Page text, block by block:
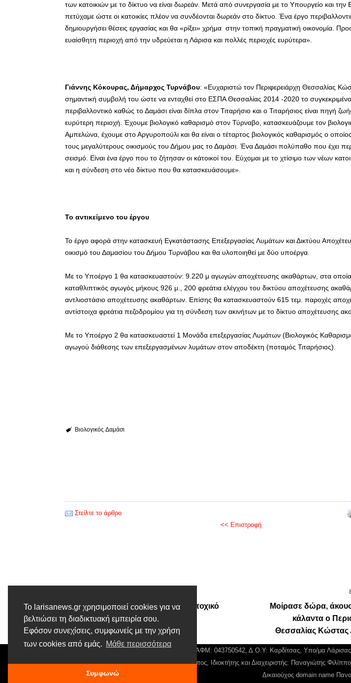
Το larisanews.gr χρησιμοποιεί cookies για να
βελτιώσει τη διαδικτυακή εμπειρία σου.
Εφόσον συνεχίσεις, συμφωνείς με την χρήση
των cookies από εμάς. Μάθε περισσότερα
Συμφωνώ
των κατοικιών με το δίκτυο να είναι δωρεάν. Μετά από συνεργασία με το Υπουργείο και
πετύχαμε ώστε οι κατοικίες πλέον να συνδέονται δωρεάν στο δίκτυο. Ένα έργο
δημιουργήσει θέσεις εργασίας και θα «ρίξει» χρήμα στην τοπική πραγματική οικονομία.
ευαίσθητη περιοχή από την υδρεύεται η Λάρισα και πολλές περιοχές ευρύτερα».
Γιάννης Κόκουρας, Δήμαρχος Τυρνάβου: «Ευχαριστώ τον Περιφερειάρχη Θεσσαλίας
σημαντική συμβολή του ώστε να ενταχθεί στο ΕΣΠΑ Θεσσαλίας 2014 -2020 το συγκεκριμένο
περιβαλλοντικό καθώς το Δαμάσι είναι δίπλα στον Τιταρήσιο και ο Τιταρήσιος είναι πηγή
ευρύτερη περιοχή. Έχουμε βιολογικό καθαρισμό στον Τύρναβο, κατασκευάζουμε τον
Αμπελώνα, έχουμε στο Αργυροπούλι και θα είναι ο τέταρτος βιολογικός καθαρισμός ο
τους μεγαλύτερους οικισμούς του Δήμου μας το Δαμάσι. Ένα Δαμάσι πολύπαθο που έχει
σεισμό. Είναι ένα έργο που το ζήτησαν οι κάτοικοί του. Εύχομαι με το χτίσιμο των νέων
και η σύνδεση στο νέο δίκτυο που θα κατασκευάσουμε».
Το αντικείμενο του έργου
Το έργο αφορά στην κατασκευή Εγκατάστασης Επεξεργασίας Λυμάτων και Δικτύου
οικισμό του Δαμασίου του Δήμου Τυρνάβου και θα υλοποιηθεί με δύο υποέργα.
Με το Υποέργο 1 θα κατασκευαστούν: 9.220 μ αγωγών αποχέτευσης ακαθάρτων, στα οποία
καταθλιπτικός αγωγός μήκους 926 μ., 200 φρεάτια ελέγχου του δικτύου αποχέτευσης
αντλιοστάσιο αποχέτευσης ακαθάρτων. Επίσης θα κατασκευαστούν 615 τεμ. παροχές
αντίστοιχα φρεάτια πεζοδρομίου για τη σύνδεση των ακινήτων με το δίκτυο αποχέτευσης
Με το Υποέργο 2 θα κατασκευαστεί 1 Μονάδα επεξεργασίας Λυμάτων (Βιολογικός
αγωγού διάθεσης των επεξεργασμένων λυμάτων στον αποδέκτη (ποταμός Τιταρήσιος).
Βιολογικός Δαμάσι
Στείλτε το άρθρο
<< Επιστροφή
Μάξιμος: Να μη χάσουν το εποχικό
επίδομα εργαζόμενοι σε
κονσερβοποιεία
Μοίρασε δώρα,
κάλαντα ο
Θεσσαλίας Κώστας
© Larisa News | Διακριτικός Τίτλος: Orion Media, ΑΦΜ: 043750542, Δ.Ο.Υ: Καρδίτσας, Υπο/μα
Αρ. Γεμή: 018804431000, Νόμιμος Εκπρόσωπος, Ιδιοκτήτης και Διαχειριστής: Παναγιώτης
Δικαιούχος domain name